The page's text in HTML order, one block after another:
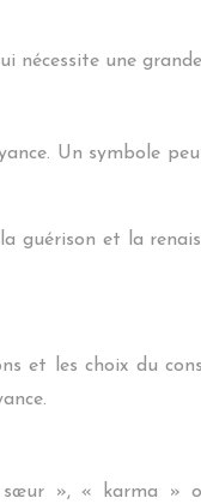
nécessite une
Un symbole
guérison et la
et les choix du
», « karma »